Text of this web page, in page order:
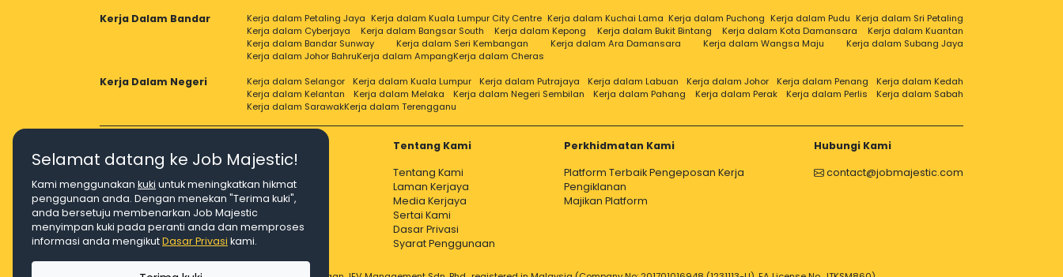
Kerja Dalam Bandar Kerja dalam Petaling Jaya Kerja dalam Kuala Lumpur City Centre Kerja dalam Kuchai Lama Kerja dalam Puchong Kerja dalam Pudu Kerja dalam Sri Petaling
Kerja dalam Cyberjaya
Kerja dalam Bangsar South Kerja dalam Kepong Kerja dalam Bukit Bintang Kerja dalam Kota Damansara
Kerja dalam Kuantan
Kerja dalam Bandar Sunway
Kerja dalam Seri Kembangan Kerja dalam Ara Damansara Kerja dalam Wangsa Maju
Kerja dalam Subang Jaya
Kerja dalam Johor BahruKerja dalam AmpangKerja dalam Cheras
Kerja Dalam Negeri Kerja dalam Selangor Kerja dalam Kuala Lumpur Kerja dalam Putrajaya Kerja dalam Labuan Kerja dalam Johor Kerja dalam Penang
Kerja dalam Kedah
Kerja dalam Kelantan
Kerja dalam Melaka Kerja dalam Negeri Sembilan Kerja dalam Pahang Kerja dalam Perak Kerja dalam Perlis
Kerja dalam Sabah
Kerja dalam SarawakKerja dalam Terengganu
Tentang Kami
Tentang Kami
Laman Kerjaya
Media Kerjaya
Sertai Kami
Dasar Privasi
Syarat Penggunaan
Perkhidmatan Kami
Platform Terbaik Pengeposan Kerja
Pengiklanan
Majikan Platform
Hubungi Kami
contact@jobmajestic.com
Right Job, Majestic Life.
Selamat datang ke Job Majestic!
Kami menggunakan kuki untuk meningkatkan hikmat
penggunaan anda. Dengan menekan "Terima kuki",
anda bersetuju membenarkan Job Majestic
menyimpan kuki pada peranti anda dan memproses
informasi anda mengikutDasar Privasi kami.